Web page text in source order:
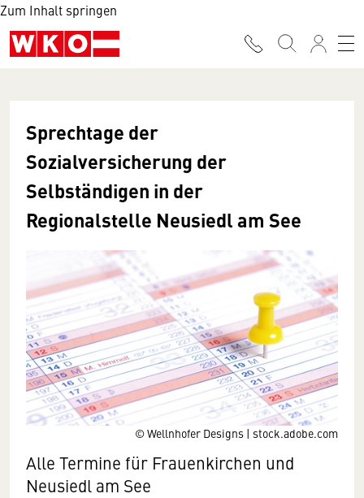
Zum Inhalt springen
© Wellnhofer Designs | stock.adobe.com
Sprechtage der
Sozialversicherung der
Selbständigen in der
Regionalstelle Neusiedl am See
Alle Termine für Frauenkirchen und
Neusiedl am See